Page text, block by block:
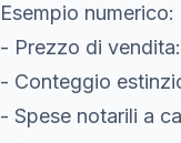
Esempio numerico:
- Prezzo di
- Conteggio
- Spese notarili a